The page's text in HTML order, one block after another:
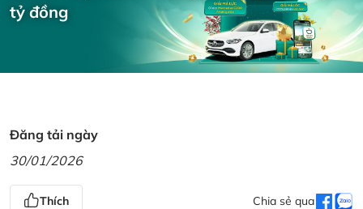
tỷ đồng
Đăng tải ngày
30/01/2026
Thích Chia sẻ qua